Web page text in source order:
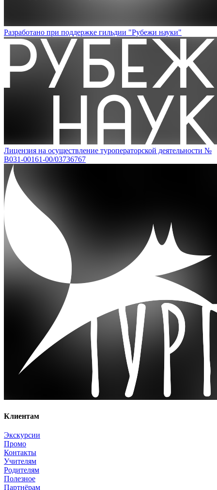
Разработано при поддержке гильдии "Рубежи науки"
Лицензия на осуществление туроператорской деятельности №
В031-00161-00/03736767
Клиентам
Экскурсии
Промо
Контакты
Учителям
Родителям
Полезное
Партнёрам